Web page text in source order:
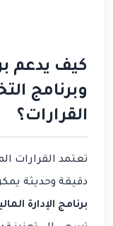
كيف يدعم
وبرنامج
القرارات؟
تعتمد القرارات
دقيقة وحديثة
برنامج الإدارة